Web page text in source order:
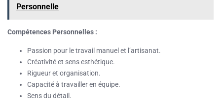
Personnelle
Compétences Personnelles :
Passion pour le travail manuel et l’artisanat.
Créativité et sens esthétique.
Rigueur et organisation.
Capacité à travailler en équipe.
Sens du détail.